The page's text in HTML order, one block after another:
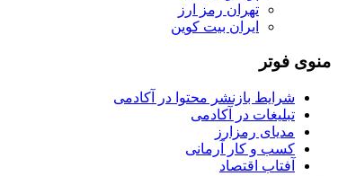
تهران رمز ارز
ایران بیت کوین
منوی فوتر
شرایط بازنشر محتوا در آکادمی
تبلیغات در آکادمی
مدیای رمزارز
کسب و کار آرمانی
آفتاب اقتصاد